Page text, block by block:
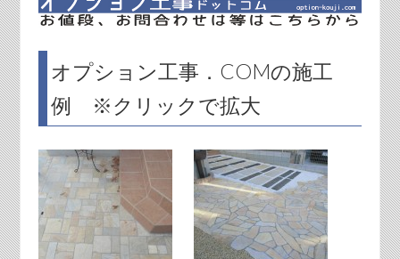
オプション工事．COMの施工
例 ※クリックで拡大